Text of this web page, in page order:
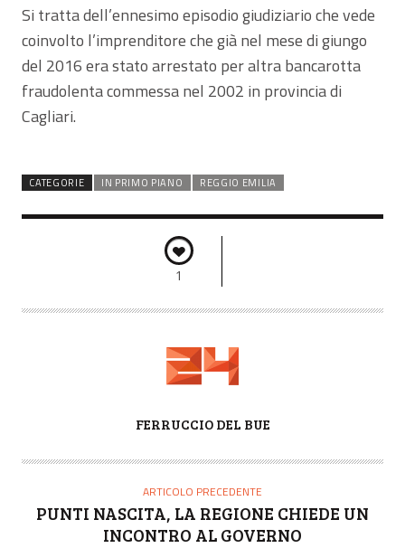
Si tratta dell’ennesimo episodio giudiziario che vede
coinvolto l’imprenditore che già nel mese di giungo
del 2016 era stato arrestato per altra bancarotta
fraudolenta commessa nel 2002 in provincia di
Cagliari.
CATEGORIE IN PRIMO PIANO REGGIO EMILIA
1
T
FERRUCCIO DEL BUE
ARTICOLO PRECEDENTE
PUNTI NASCITA, LA REGIONE CHIEDE UN
INCONTRO AL GOVERNO